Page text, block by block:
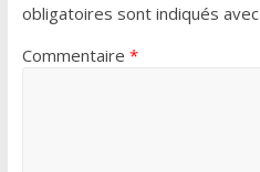
obligatoires sont indiqués avec
Commentaire *